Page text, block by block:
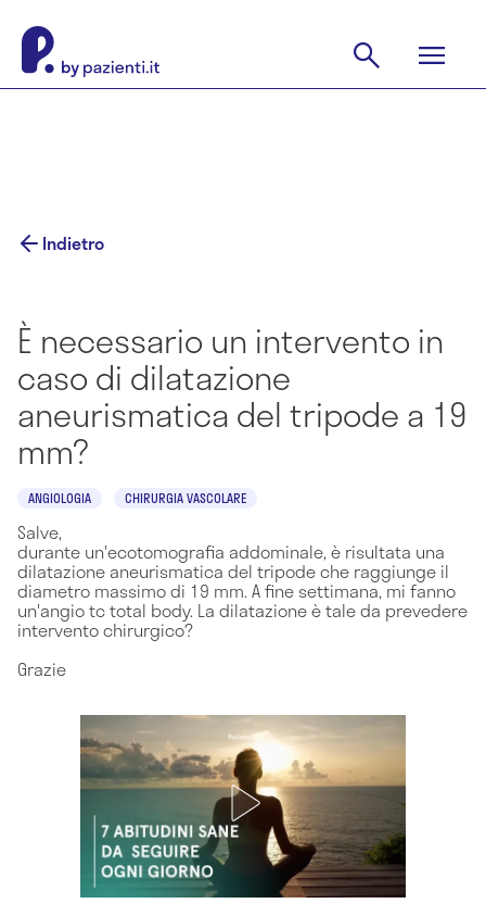
Indietro
È necessario un intervento in
caso di dilatazione
aneurismatica del tripode a 19
mm?
ANGIOLOGIA CHIRURGIA VASCOLARE
Salve,
durante un'ecotomografia addominale, è risultata una
dilatazione aneurismatica del tripode che raggiunge il
diametro massimo di 19 mm. A fine settimana, mi fanno
un'angio tc total body. La dilatazione è tale da prevedere
intervento chirurgico?
Grazie